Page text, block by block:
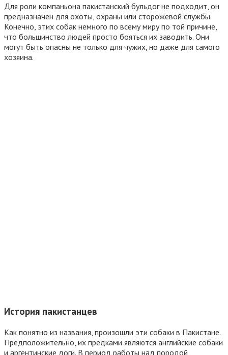
Для роли компаньона пакистанский бульдог не подходит, он
предназначен для охоты, охраны или сторожевой службы.
Конечно, этих собак немного по всему миру по той причине,
что большинство людей просто бояться их заводить. Они
могут быть опасны не только для чужих, но даже для самого
хозяина.
История пакистанцев
Как понятно из названия, произошли эти собаки в Пакистане.
Предположительно, их предками являются английские собаки
и аргентинские доги. В период работы над породой